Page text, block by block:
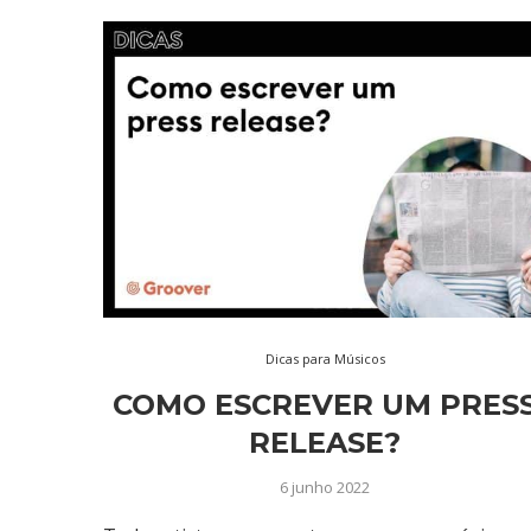
Dicas para Músicos
COMO ESCREVER UM
RELEASE?
6 junho 2022